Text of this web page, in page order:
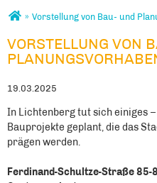
Sie sind hier
» Vorstellung von Bau- und
VORSTELLUNG VON
VORSTELLUNG VON
19.03.2025
In Lichtenberg tut sich einiges
Bauprojekte geplant, die das
prägen werden.
Ferdinand-Schultze-Straße